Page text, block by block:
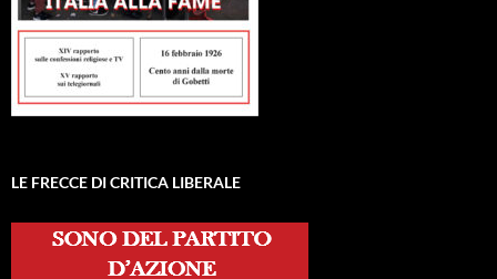
LE FRECCE DI CRITICA LIBERALE